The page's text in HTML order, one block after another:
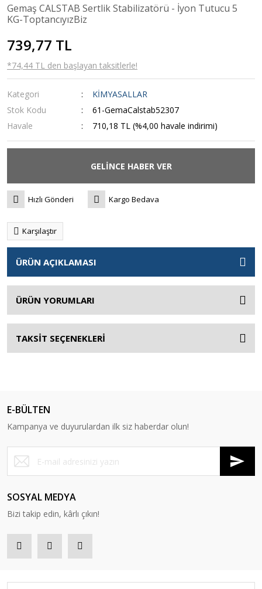
Gemaş CALSTAB Sertlik Stabilizatörü - İyon Tutucu 5
KG-ToptancıyızBiz
739,77 TL
*74,44 TL den başlayan taksitlerle!
Kategori
KİMYASALLAR
Stok Kodu
61-GemaCalstab52307
Havale
710,18 TL (%4,00 havale indirimi)
GELİNCE HABER VER
Hızlı Gönderi Kargo Bedava
Karşılaştır
ÜRÜN AÇIKLAMASI
ÜRÜN YORUMLARI
TAKSİT SEÇENEKLERİ
E-BÜLTEN
Kampanya ve duyurulardan ilk siz haberdar olun!
SOSYAL MEDYA
Bizi takip edin, kârlı çıkın!